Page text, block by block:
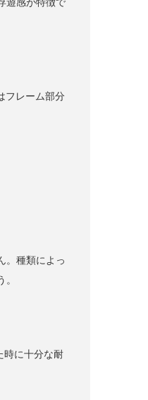
フレーム部分
。種類によっ
時に十分な耐